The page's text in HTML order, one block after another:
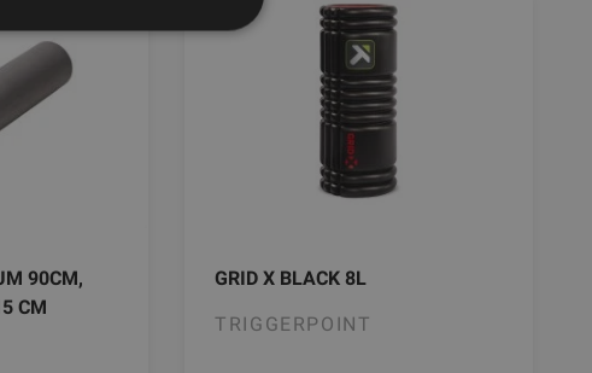
90CM,
CM
GRID X BLACK 8L
TRIGGERPOINT